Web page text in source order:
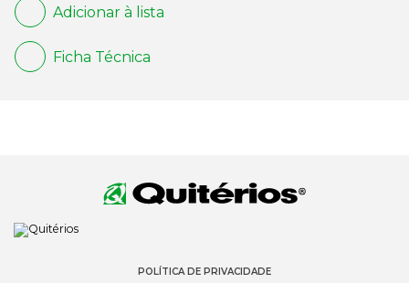
Adicionar à lista
Ficha Técnica
POLÍTICA DE PRIVACIDADE